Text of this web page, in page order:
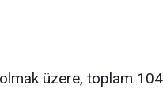
üzere, toplam 1044